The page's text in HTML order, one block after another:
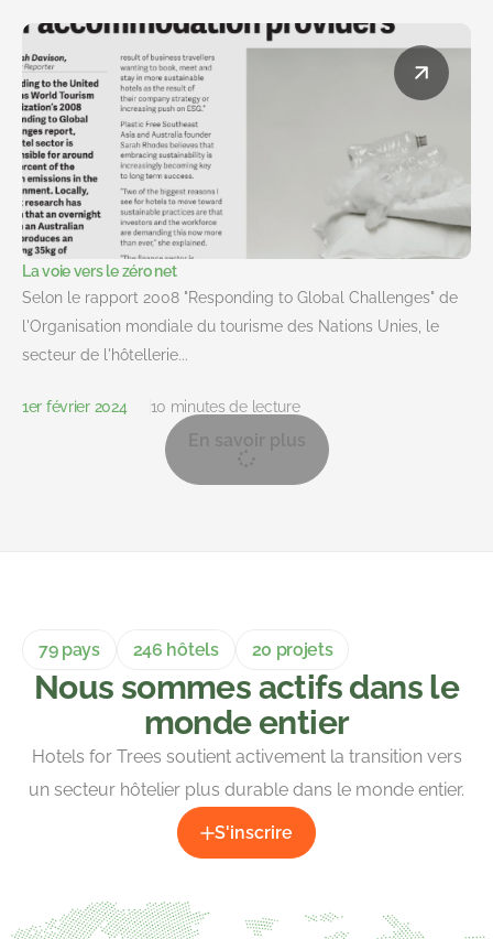
La voie vers le zéro net
Selon le rapport 2008 "Responding to Global Challenges" de
l'Organisation mondiale du tourisme des Nations Unies, le
secteur de l'hôtellerie...
1er février 2024 10 minutes de lecture
79 pays 246 hôtels 20 projets
Nous sommes actifs dans le
monde entier
Hotels for Trees soutient activement la transition vers
un secteur hôtelier plus durable dans le monde entier.
S'inscrire